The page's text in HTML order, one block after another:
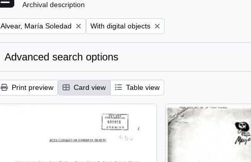
Archival description
Remove filter:
Alvear, María Soledad Remove filter:
With digital objects
Advanced search options
Print preview Card view Table view